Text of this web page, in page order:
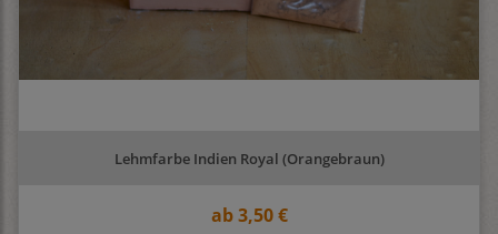
Lehmfarbe Indien Royal (Orangebraun)
ab3,50 €